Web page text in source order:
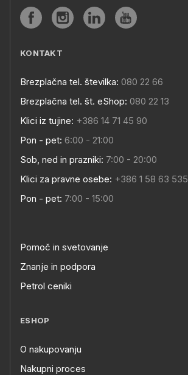
KONTAKT
Brezplačna tel. številka: 080 22 66
Brezplačna tel. št. eShop: 080 22 13
Klici iz tujine: +386 14 71 45 90
Pon - pet: 6:00 - 21:00
Sob, ned in prazniki: 7:00 - 20:00
Klici za pravne osebe: +386 1 58 63 535
Pon - pet: 7:00 - 15:00
Pomoč in svetovanje
Znanje in podpora
Petrol ceniki
ESHOP
O nakupovanju
Nakupni proces